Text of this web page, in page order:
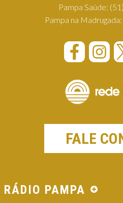
Pampa Saúde:
Pampa na Madrugada:
FALE
RÁDIO PAMPA